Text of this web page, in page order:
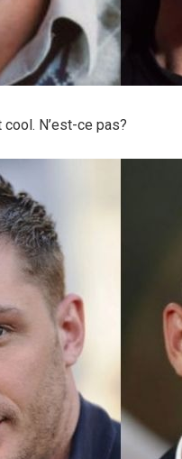
N’est-ce pas?